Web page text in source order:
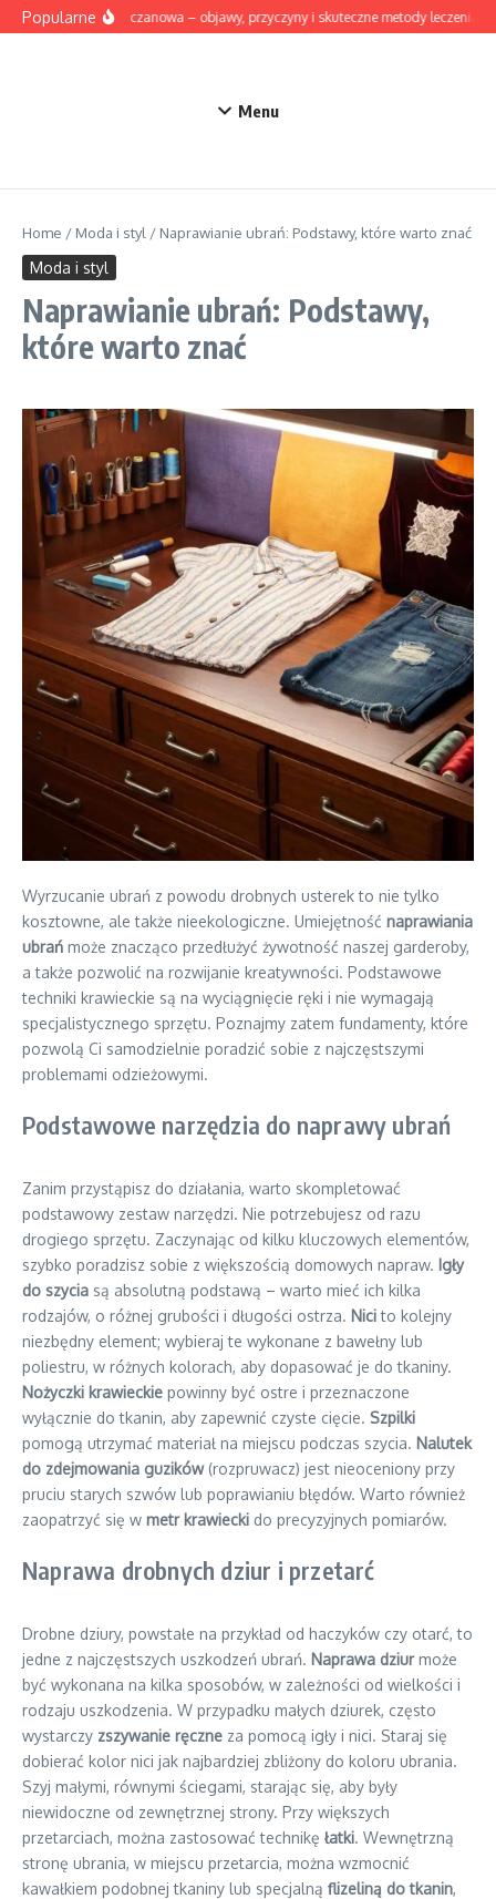
Przejdź do treści
PopularneDna moczanowa – objawy, przyczyny i skuteczne metody leczenia
Menu
Home / Moda i styl / Naprawianie ubrań: Podstawy, które warto znać
Moda i styl
Naprawianie ubrań: Podstawy,
które warto znać
Wyrzucanie ubrań z powodu drobnych usterek to nie tylko
kosztowne, ale także nieekologiczne. Umiejętność naprawiania
ubrań może znacząco przedłużyć żywotność naszej garderoby,
a także pozwolić na rozwijanie kreatywności. Podstawowe
techniki krawieckie są na wyciągnięcie ręki i nie wymagają
specjalistycznego sprzętu. Poznajmy zatem fundamenty, które
pozwolą Ci samodzielnie poradzić sobie z najczęstszymi
problemami odzieżowymi.
Podstawowe narzędzia do naprawy ubrań
Zanim przystąpisz do działania, warto skompletować
podstawowy zestaw narzędzi. Nie potrzebujesz od razu
drogiego sprzętu. Zaczynając od kilku kluczowych elementów,
szybko poradzisz sobie z większością domowych napraw. Igły
do szycia są absolutną podstawą – warto mieć ich kilka
rodzajów, o różnej grubości i długości ostrza. Nicito kolejny
niezbędny element; wybieraj te wykonane z bawełny lub
poliestru, w różnych kolorach, aby dopasować je do tkaniny.
Nożyczki krawieckie powinny być ostre i przeznaczone
wyłącznie do tkanin, aby zapewnić czyste cięcie. Szpilki
pomogą utrzymać materiał na miejscu podczas szycia. Nalutek
do zdejmowania guzików(rozpruwacz) jest nieoceniony przy
pruciu starych szwów lub poprawianiu błędów. Warto również
zaopatrzyć się w metr krawiecki do precyzyjnych pomiarów.
Naprawa drobnych dziur i przetarć
Drobne dziury, powstałe na przykład od haczyków czy otarć, to
jedne z najczęstszych uszkodzeń ubrań. Naprawa dziurmoże
być wykonana na kilka sposobów, w zależności od wielkości i
rodzaju uszkodzenia. W przypadku małych dziurek, często
wystarczy zszywanie ręczne za pomocą igły i nici. Staraj się
dobierać kolor nici jak najbardziej zbliżony do koloru ubrania.
Szyj małymi, równymi ściegami, starając się, aby były
niewidoczne od zewnętrznej strony. Przy większych
przetarciach, można zastosować technikę łatki. Wewnętrzną
stronę ubrania, w miejscu przetarcia, można wzmocnić
kawałkiem podobnej tkaniny lub specjalną flizeliną do tkanin,